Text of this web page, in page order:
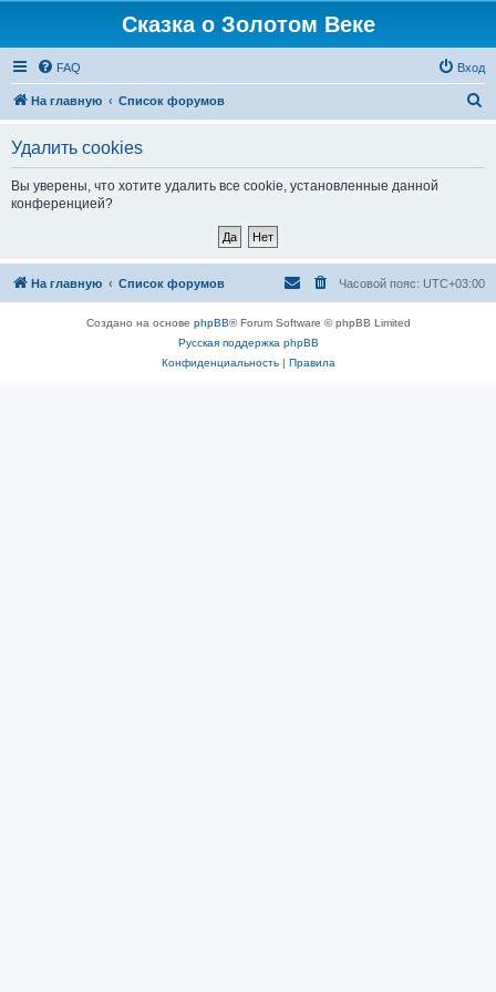
Сказка о Золотом Веке
FAQ Вход
На главную Список форумов
Удалить cookies
Вы уверены, что хотите удалить все cookie, установленные данной
конференцией?
На главную Список форумов Часовой пояс: UTC+03:00
Создано на основе phpBB® Forum Software © phpBB Limited
Русская поддержка phpBB
Конфиденциальность| Правила